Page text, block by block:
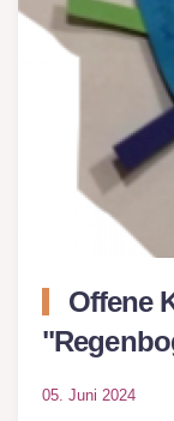
Offene
05. Juni 2024